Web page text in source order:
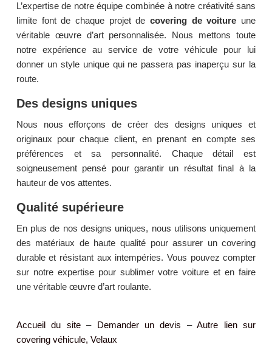
L’expertise de notre équipe combinée à notre créativité sans
limite font de chaque projet decovering de voiture une
véritable œuvre d’art personnalisée. Nous mettons toute
notre expérience au service de votre véhicule pour lui
donner un style unique qui ne passera pas inaperçu sur la
route.
Des designs uniques
Nous nous efforçons de créer des designs uniques et
originaux pour chaque client, en prenant en compte ses
préférences et sa personnalité. Chaque détail est
soigneusement pensé pour garantir un résultat final à la
hauteur de vos attentes.
Qualité supérieure
En plus de nos designs uniques, nous utilisons uniquement
des matériaux de haute qualité pour assurer un covering
durable et résistant aux intempéries. Vous pouvez compter
sur notre expertise pour sublimer votre voiture et en faire
une véritable œuvre d’art roulante.
Accueil du site– Demander un devis –Autre lien sur
covering véhicule, Velaux